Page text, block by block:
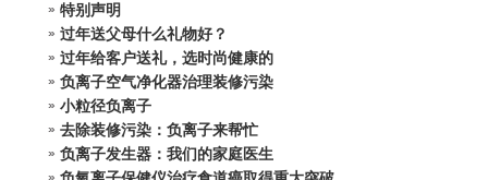
特别声明
过年送父母什么礼物好？
过年给客户送礼，选时尚健康的
负离子空气净化器治理装修污染
小粒径负离子
去除装修污染：负离子来帮忙
负离子发生器：我们的家庭医生